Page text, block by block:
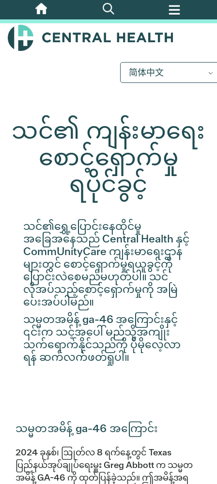
跳
至
主
简体中文
သင်၏ ကျန်းမာရေး
စောင့်ရှောက်မှု
ရပိုင်ခွင့်
သင်၏ရွှေ့ပြောင်းနေထိုင်မှု
အခြေအနေသည် Central Health နှင့်
CommUnityCare ကျန်းမာရေးဌာန
များတွင် စောင့်ရှောက်မှုရယူခွင့်ကို
ပြောင်းလဲစေမည်မဟုတ်ပါ။ သင်
လိုအပ်သည့်စောင့်ရှောက်မှုကို အမြဲ
ပေးအပ်ပါမည်။
သမ္မတအမိန့် ga-46 အကြောင်းနှင့်
၎င်းက သင့်အပေါ် မည်သို့အကျိုး
သက်ရောက်နိုင်သည်ကို ပိုမိုလေ့လာ
ရန် ဆက်လက်ဖတ်ရှုပါ။
သမ္မတအမိန့် ga-46 အကြောင်း
2024 ခုနှစ်၊ ဩုတ်လ 8 ရက်နေ့တွင် Texas
ပြည်နယ်အုပ်ချုပ်ရေးမှူး Greg Abbott က သမ္မတ
အမိန့် GA-46 ကို ထုတ်ပြန်ခဲ့သည်။ ဤအမိန့်အရ